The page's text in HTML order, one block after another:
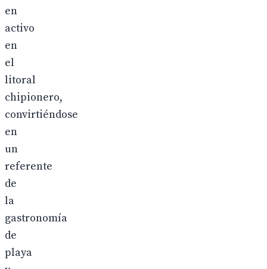
en
activo
en
el
litoral
chipionero,
convirtiéndose
en
un
referente
de
la
gastronomía
de
playa